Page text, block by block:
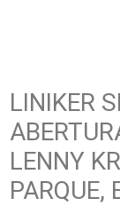
LINIKER
LENNY
PARQUE,